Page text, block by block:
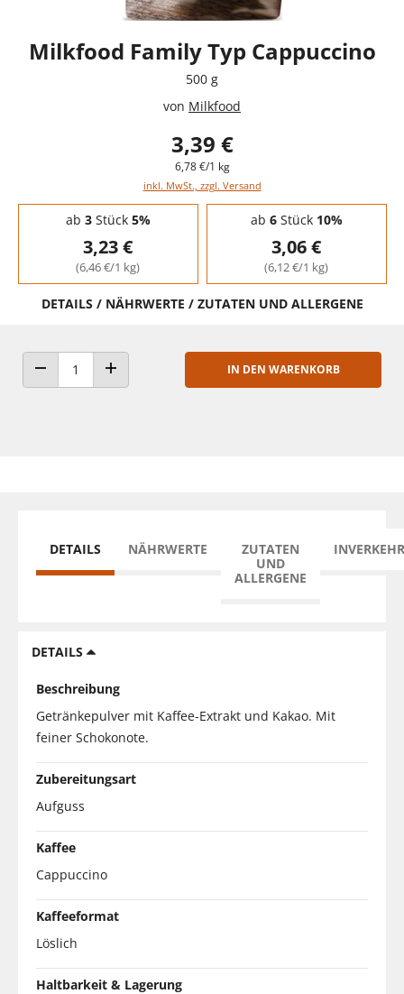
Milkfood Family Typ Cappuccino
500 g
von Milkfood
3,39 €
6,78 €/1 kg
inkl. MwSt., zzgl. Versand
Staffelpreise - Mengenrabatt
ab 3Stück 5%
3,23 €
(6,46 €/1 kg)
ab 6Stück 10%
3,06 €
(6,12 €/1 kg)
DETAILS / NÄHRWERTE / ZUTATEN UND ALLERGENE
ANZAHL VERRINGERNANZAHL ERHÖHEN
IN DEN WARENKORB
DETAILS NÄHRWERTE
ZUTATEN
UND
ALLERGENE
DETAILS
Beschreibung
Getränkepulver mit Kaffee-Extrakt und Kakao. Mit
feiner Schokonote.
Zubereitungsart
Aufguss
Kaffee
Cappuccino
Kaffeeformat
Löslich
Haltbarkeit & Lagerung